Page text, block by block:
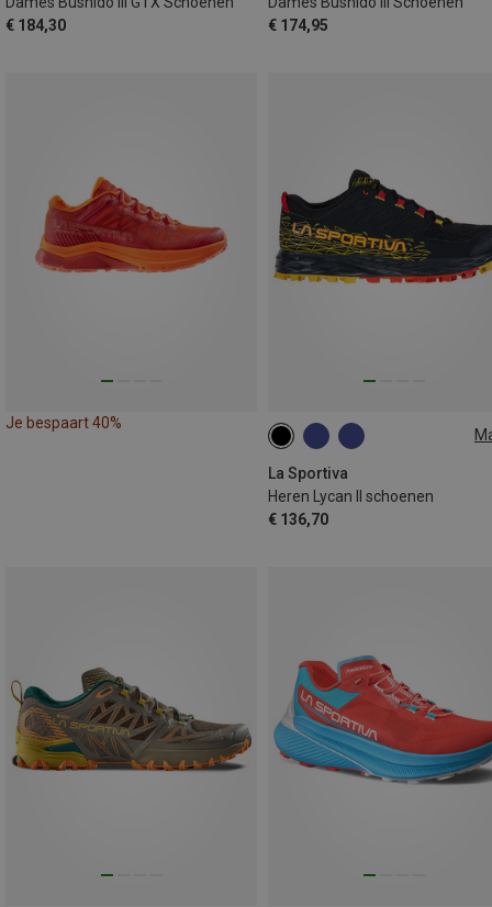
€ 184,30
€ 174,95
Je bespaart 40%
La Sportiva
Heren Lycan II schoenen
€ 136,70
41.5 43